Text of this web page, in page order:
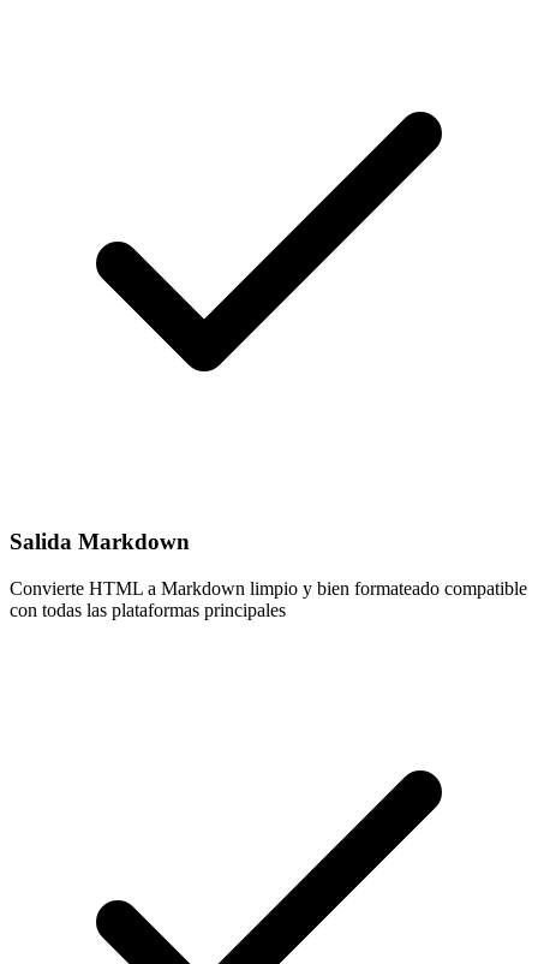
Salida Markdown
Convierte HTML a Markdown limpio y bien formateado compatible
con todas las plataformas principales